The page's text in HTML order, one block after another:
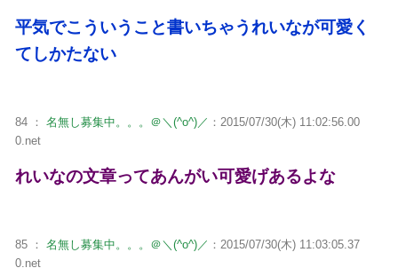
平気でこういうこと書いちゃうれいなが可愛く
てしかたない
84 ： 名無し募集中。。。＠＼(^o^)／ ：2015/07/30(木) 11:02:56.00
0.net
れいなの文章ってあんがい可愛げあるよな
85 ： 名無し募集中。。。＠＼(^o^)／ ：2015/07/30(木) 11:03:05.37
0.net